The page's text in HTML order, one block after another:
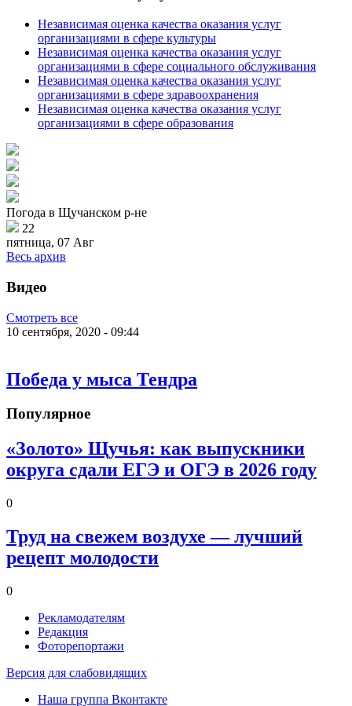
Независимая оценка качества оказания услуг
организациями в сфере культуры
Независимая оценка качества оказания услуг
организациями в сфере социального обслуживания
Независимая оценка качества оказания услуг
организациями в сфере здравоохранения
Независимая оценка качества оказания услуг
организациями в сфере образования
Погода в Щучанском р-не
22
пятница, 07 Авг
Весь архив
Видео
Смотреть все
10 сентября, 2020 - 09:44
Победа у мыса Тендра
Популярное
«Золото» Щучья: как выпускники
округа сдали ЕГЭ и ОГЭ в 2026 году
0
Труд на свежем воздухе — лучший
рецепт молодости
0
Рекламодателям
Редакция
Фоторепортажи
Версия для слабовидящих
Наша группа Вконтакте